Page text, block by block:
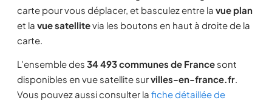
carte pour vous déplacer, et basculez entre la vue plan
et la vue satellitevia les boutons en haut à droite de la
carte.
L'ensemble des 34 493 communes de France sont
disponibles en vue satellite survilles-en-france.fr.
Vous pouvez aussi consulter la fiche détaillée de